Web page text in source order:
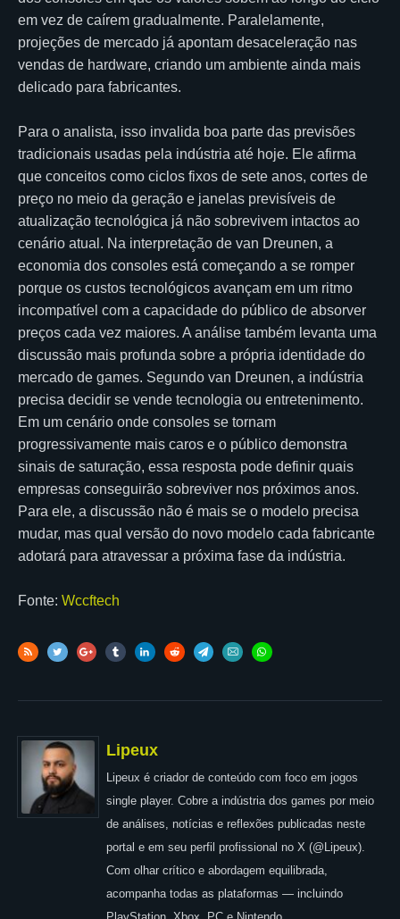
em vez de caírem gradualmente. Paralelamente,
projeções de mercado já apontam desaceleração nas
vendas de hardware, criando um ambiente ainda mais
delicado para fabricantes.
Para o analista, isso invalida boa parte das previsões
tradicionais usadas pela indústria até hoje. Ele afirma
que conceitos como ciclos fixos de sete anos, cortes de
preço no meio da geração e janelas previsíveis de
atualização tecnológica já não sobrevivem intactos ao
cenário atual. Na interpretação de van Dreunen, a
economia dos consoles está começando a se romper
porque os custos tecnológicos avançam em um ritmo
incompatível com a capacidade do público de absorver
preços cada vez maiores. A análise também levanta uma
discussão mais profunda sobre a própria identidade do
mercado de games. Segundo van Dreunen, a indústria
precisa decidir se vende tecnologia ou entretenimento.
Em um cenário onde consoles se tornam
progressivamente mais caros e o público demonstra
sinais de saturação, essa resposta pode definir quais
empresas conseguirão sobreviver nos próximos anos.
Para ele, a discussão não é mais se o modelo precisa
mudar, mas qual versão do novo modelo cada fabricante
adotará para atravessar a próxima fase da indústria.
Fonte: Wccftech
Lipeux
Lipeux é criador de conteúdo com foco em jogos
single player. Cobre a indústria dos games por meio
de análises, notícias e reflexões publicadas neste
portal e em seu perfil profissional no X (@Lipeux).
Com olhar crítico e abordagem equilibrada,
acompanha todas as plataformas — incluindo